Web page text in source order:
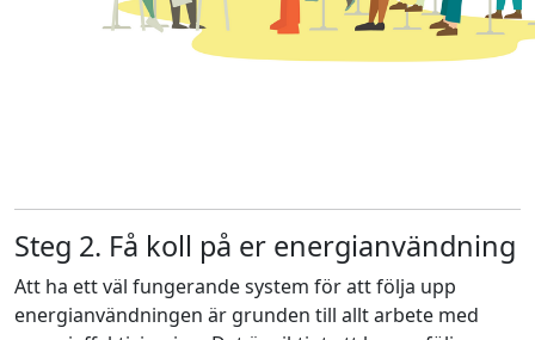
Steg 2. Få koll på er energianvändning
Att ha ett väl fungerande system för att följa upp
energianvändningen är grunden till allt arbete med